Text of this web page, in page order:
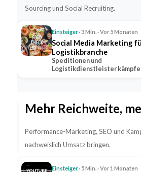
Sourcing und Social Recruiting.
Einsteiger· 3 Min. · Vor 5 Monaten
Social Media Marketing
Logistikbranche
Speditionen und
Logistikdienstleister
Mehr Reichweite,
Performance-Marketing, SEO und
nachweislich Umsatz bringen.
Einsteiger· 5 Min. · Vor 1 Monaten